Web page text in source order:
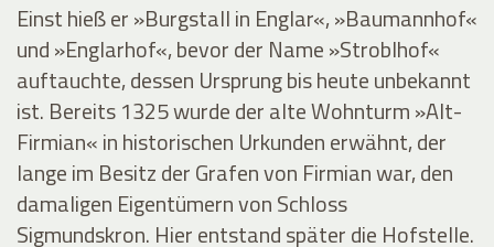
Einst hieß er »Burgstall in Englar«, »Baumannhof«
und »Englarhof«, bevor der Name »Stroblhof«
auftauchte, dessen Ursprung bis heute unbekannt
ist. Bereits 1325 wurde der alte Wohnturm »Alt-
Firmian« in historischen Urkunden erwähnt, der
lange im Besitz der Grafen von Firmian war, den
damaligen Eigentümern von Schloss
Sigmundskron. Hier entstand später die Hofstelle.